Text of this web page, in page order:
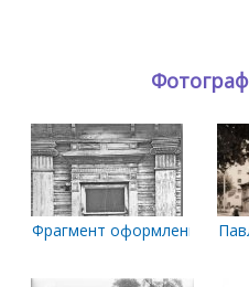
Фрагмент оформления